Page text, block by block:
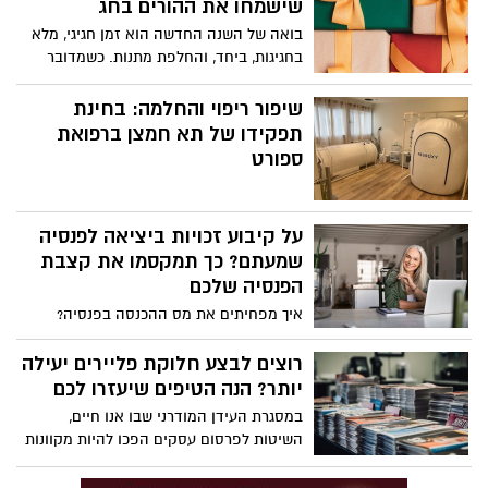
מדובר על טכנולוגיה יחסית חדשה שהחל
להיערך בה שימוש נרחב רק בשנים האחרונות
- אין ספק כי שירותי ביובית הם אחת
מנת לפתור את הבעיות בהן אתם נתקלים בכל
הנוגע למערכת הביוב שלכם. על כן, בכתבה זו
החלטנו להסביר לכם כל מה שצריך לדעת כדי
שתוכלו לבחור בעצמכם שירותי ביובית ביבנה.
שישמחו את ההורים בחג
בואה של השנה החדשה הוא זמן חגיגי, מלא
בחגיגות, ביחד, והחלפת מתנות. כשמדובר
בהורים, יש להם משמעות עצומה בחיינו
וחשוב להביע את הערכתנו אליהם באירועים
אלה. עם זאת, בחירת המתנה האידיאלית
עבורם יכולה להיות משימה מרתיעה. אז איך
תבחרו השנה את המתנה המושלמת להורים
שיפור ריפוי והחלמה: בחינת
תפקידו של תא חמצן ברפואת
ספורט
על קיבוע זכויות ביציאה לפנסיה
שמעתם? כך תמקסמו את קצבת
הפנסיה שלכם
איך מפחיתים את מס ההכנסה בפנסיה?
הצעד הראשון (וגם האחרון) הוא הליך קיבוע
זכויות. כך זה עובד
רוצים לבצע חלוקת פליירים יעילה
יותר? הנה הטיפים שיעזרו לכם
במסגרת העידן המודרני שבו אנו חיים,
השיטות לפרסום עסקים הפכו להיות מקוונות
שכן, כמעט ולא קיים בעל עסק אשר מבין את